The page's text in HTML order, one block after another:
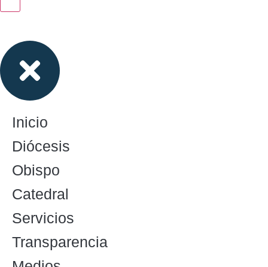
Inicio
Diócesis
Obispo
Catedral
Servicios
Transparencia